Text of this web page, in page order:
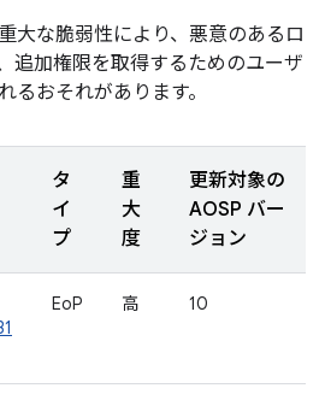
大な脆弱性により、悪意のあるロ
追加権限を取得するためのユーザ
るおそれがあります。
タ
イ
プ
重
大
度
更新対象の
AOSP バー
ジョン
EoP 高 10